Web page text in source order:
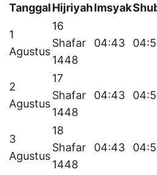
TanggalHijriyahImsyak
1
Agustus
16
Shafar
1448
04:43
2
Agustus
17
Shafar
1448
04:43
3
Agustus
18
Shafar
1448
04:43